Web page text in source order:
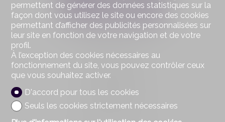
Contactez-nous
Partnerimmo SA
Rue sur le Pont 2
1055 Froideville
Mob. 076 585 64 63
Fax 021 801 23 38
permettent de générer des données statistiques sur la
façon dont vous utilisez le site ou encore des cookies
permettant d’afficher des publicités personnalisées sur
leur site en fonction de votre navigation et de votre
profil.
À l’exception des cookies nécessaires au
fonctionnement du site, vous pouvez contrôler ceux
que vous souhaitez activer.
D'accord pour tous les cookies
Seuls les cookies strictement nécessaires